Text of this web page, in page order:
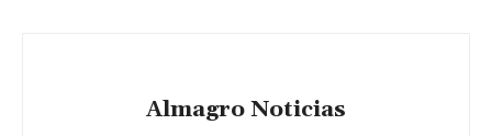
Almagro Noticias